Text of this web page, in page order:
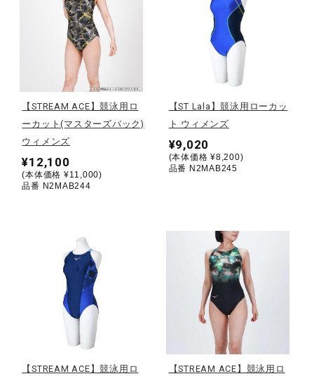
テニス／ソフトテニス
バドミントン
陸上競技
ソフトボール
柔道
ウィンタースポーツ
【STREAM ACE】競泳用ロ
ーカット(マスターズバック)
ウィメンズ
¥12,100
(本体価格 ¥11,000)
品番 N2MAB244
【ST Lala】競泳用ローカッ
ト ウィメンズ
¥9,020
(本体価格 ¥8,200)
品番 N2MAB245
【STREAM ACE】競泳用ロ
【STREAM ACE】競泳用ロ